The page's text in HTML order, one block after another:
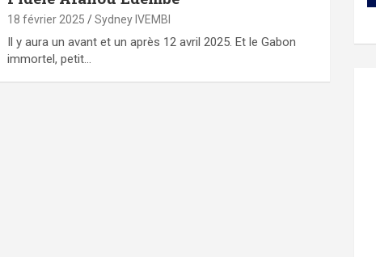
18 février 2025 Sydney IVEMBI
Il y aura un avant et un après 12 avril 2025. Et le Gabon
immortel, petit…